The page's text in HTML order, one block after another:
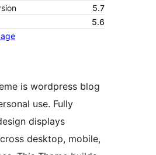
5.7
5.6
is wordpress blog
use. Fully
displays
desktop, mobile,